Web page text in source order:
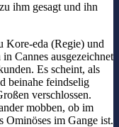
ihm gesagt und ihn
Kore-eda (Regie) und
Cannes ausgezeichnet
Es scheint, als
beinahe feindselig
verschlossen.
mobben, ob im
Ominöses im Gange ist.